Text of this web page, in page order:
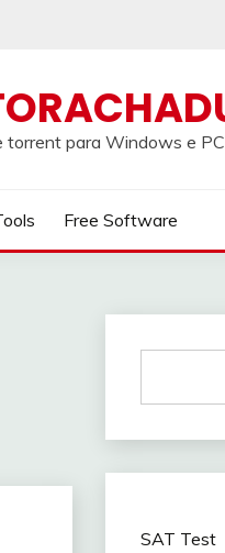
para Windows e PC
Free Software
SAT Test